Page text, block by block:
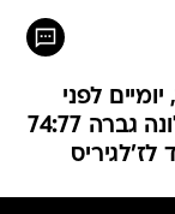
לפני
המפגש עם הצהובים ביורוליג. ברצלונה גברה 74:77
לז'לגיריס